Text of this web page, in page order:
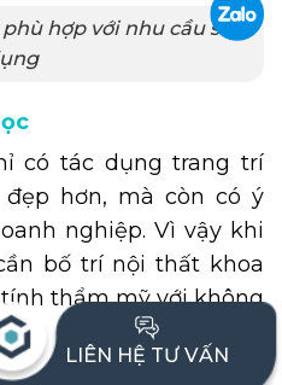
hợp với nhu cầu sử
có tác dụng trang trí
hơn, mà còn có ý
nghiệp. Vì vậy khi
bố trí nội thất khoa
thẩm mỹ với không
LIÊN HỆ TƯ VẤN